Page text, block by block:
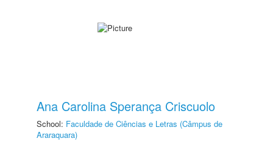
Ana Carolina Sperança Criscuolo
School: Faculdade de Ciências e Letras (Câmpus de
Araraquara)